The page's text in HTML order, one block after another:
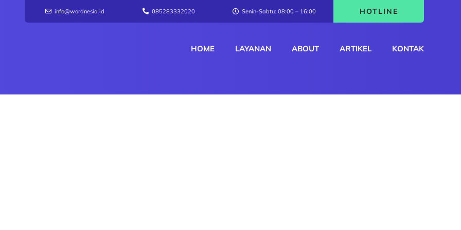
info@wordnesia.id 085283332020 Senin-Sabtu: 08:00 – 16:00 HOTLINE
HOME LAYANAN ABOUT ARTIKEL KONTAK